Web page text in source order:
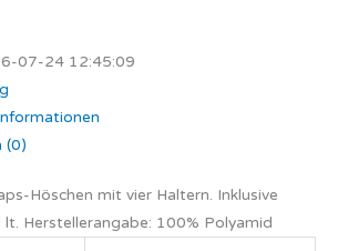
07-24 12:45:09
(0)
Höschen mit vier Haltern. Inklusive
Herstellerangabe: 100% Polyamid